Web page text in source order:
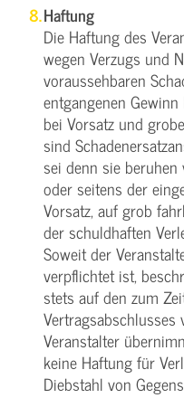
Haftung
Die Haftung des
wegen Verzugs und
voraussehbaren
entgangenen
bei Vorsatz und
sind
sei denn sie
oder seitens der
Vorsatz, auf grob
der schuldhaften
Soweit der
verpflichtet ist,
stets auf den zum
Vertragsabschlusses
Veranstalter
keine Haftung für
Diebstahl von